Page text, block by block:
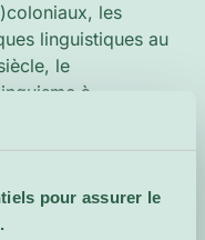
pour assurer le
les
linguistiques au
le
à
froide et les
de
Les contributions